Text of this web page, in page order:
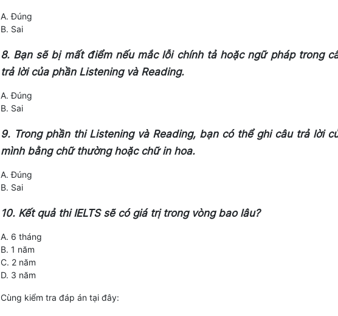
A. Đúng
B. Sai
8. Bạn sẽ bị mất điểm nếu mắc lỗi chính tả hoặc ngữ pháp trong
trả lời của phần Listening và Reading.
A. Đúng
B. Sai
9. Trong phần thi Listening và Reading, bạn có thể ghi câu trả lời
mình bằng chữ thường hoặc chữ in hoa.
A. Đúng
B. Sai
10. Kết quả thi IELTS sẽ có giá trị trong vòng bao lâu?
A. 6 tháng
B. 1 năm
C. 2 năm
D. 3 năm
Cùng kiểm tra đáp án tại đây: